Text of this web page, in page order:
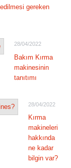
gereken
28/04/2022
Bakım Kırma
makinesinin
tanıtımı
28/04/2022
Kırma
makineleri
hakkında
ne kadar
bilgin var?